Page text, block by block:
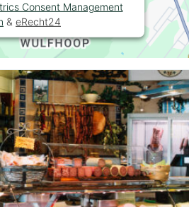
Consent Management
& eRecht24